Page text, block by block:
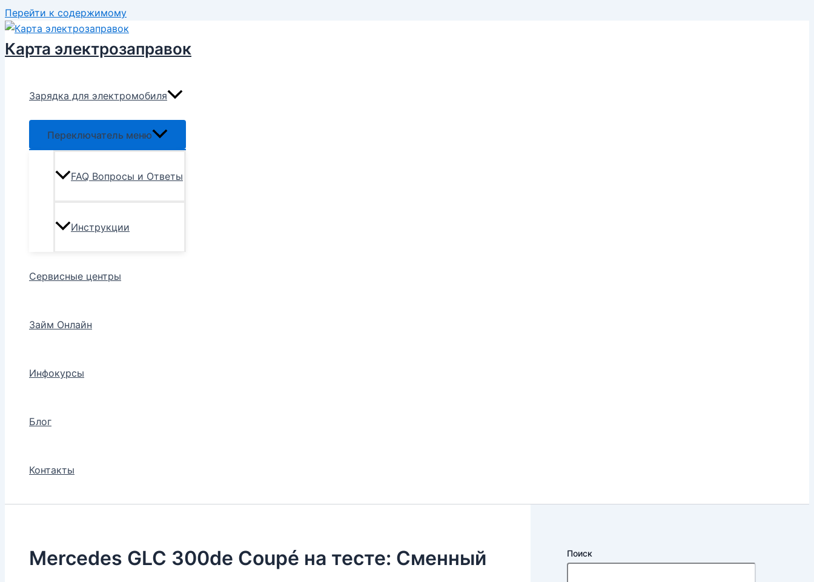
Перейти к содержимому
Карта электрозаправок
Зарядка для электромобиля
Переключатель меню
FAQ Вопросы и Ответы
Инструкции
Сервисные центры
Займ Онлайн
Инфокурсы
Блог
Контакты
Mercedes GLC 300de Coupé на тесте: Сменный Поиск